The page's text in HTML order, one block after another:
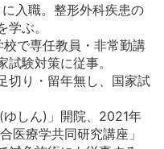
入職。整形外科疾患の
ぶ。
で専任教員・非常勤講
験対策に従事。
切り・留年無し、国家試
しん)」開院、2021年
医療学共同研究講座」